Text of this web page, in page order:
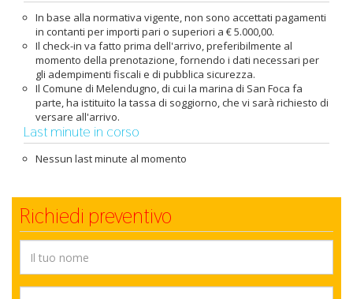
In base alla normativa vigente, non sono accettati pagamenti
in contanti per importi pari o superiori a € 5.000,00.
Il check-in va fatto prima dell'arrivo, preferibilmente al
momento della prenotazione, fornendo i dati necessari per
gli adempimenti fiscali e di pubblica sicurezza.
Il Comune di Melendugno, di cui la marina di San Foca fa
parte, ha istituito la tassa di soggiorno, che vi sarà richiesto di
versare all'arrivo.
Last minute in corso
Nessun last minute al momento
Richiedi preventivo